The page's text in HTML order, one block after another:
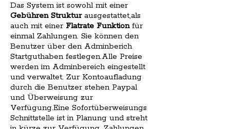
Das System ist sowohl mit einer
Gebühren Strukturausgestattet,als
auch mit einer Flatrate Funktionfür
einmal Zahlungen. Sie können den
Benutzer über den Adminberich
Startguthaben festlegen.Alle Preise
werden im Adminbereich eingestellt
und verwaltet. Zur Kontoaufladung
durch die Benutzer stehen Paypal
und Überweisung zur
Verfügung.Eine Sofortüberweisungs
Schnittstelle ist in Planung und streht